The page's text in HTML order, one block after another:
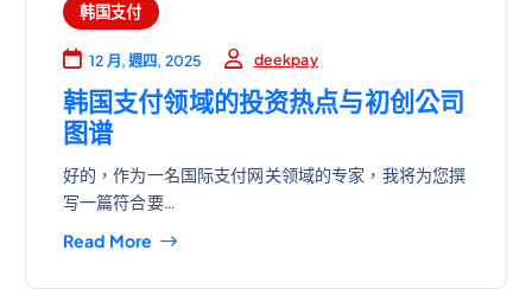
韩国支付
12 月, 週四, 2025 deekpay
韩国支付领域的投资热点与初创公司
图谱
好的，作为一名国际支付网关领域的专家，我将为您撰
写一篇符合要…
Read More